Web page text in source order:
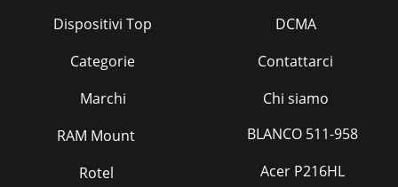
Dispositivi Top
Categorie
Marchi
DCMA
Contattarci
Chi siamo
RAM Mount
Rotel
BLANCO 511-958
Acer P216HL